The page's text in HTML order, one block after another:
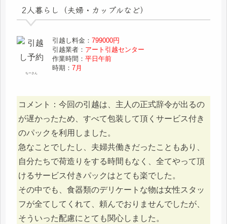
2人暮らし（夫婦・カップルなど）
ちーさん
引越し料金：799000円
引越業者： アート引越センター
作業時間：平日午前
時期：7月
コメント：今回の引越は、主人の正式辞令が出るの
が遅かったため、すべて包装して頂くサービス付き
のパックを利用しました。
急なことでしたし、夫婦共働きだったこともあり、
自分たちで荷造りをする時間もなく、全てやって頂
けるサービス付きパックはとても楽でした。
その中でも、食器類のデリケートな物は女性スタッ
フが全てしてくれて、頼んでおりませんでしたが、
そういった配慮にとても関心しました。